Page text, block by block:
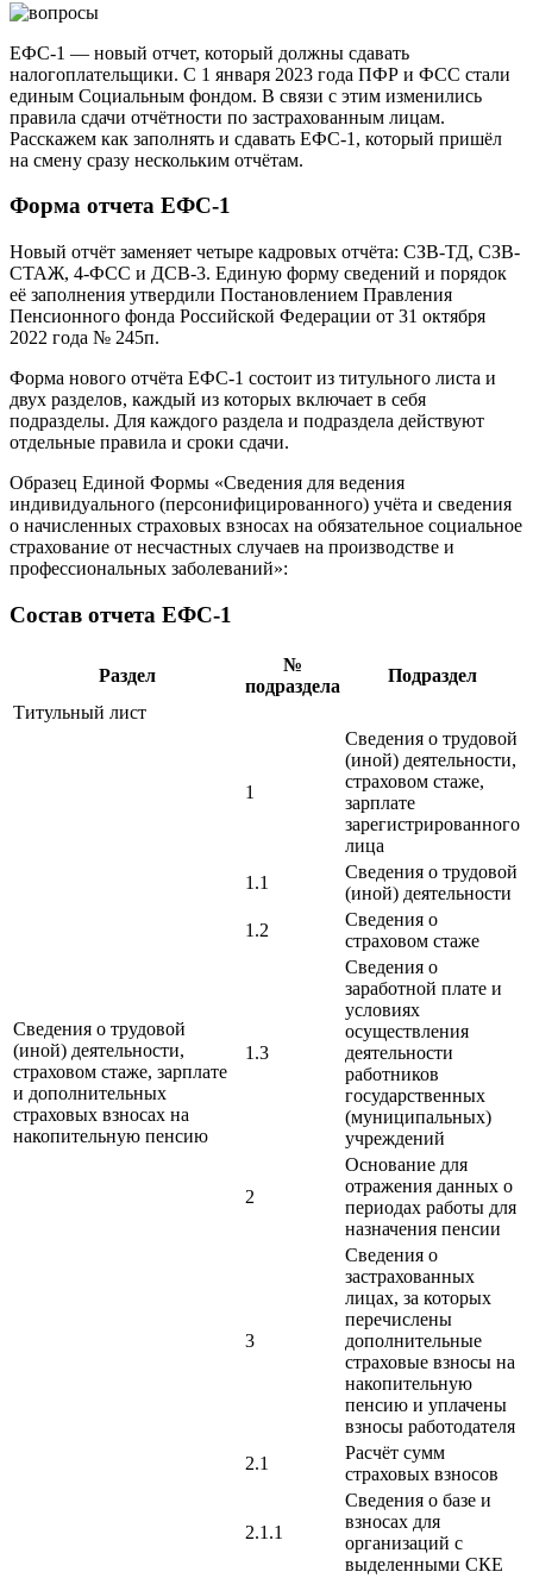
ЕФС-1 — новый отчет, который должны сдавать
налогоплательщики. С 1 января 2023 года ПФР и ФСС стали
единым Социальным фондом. В связи с этим изменились
правила сдачи отчётности по застрахованным лицам.
Расскажем как заполнять и сдавать ЕФС-1, который пришёл
на смену сразу нескольким отчётам.
Форма отчета ЕФС-1
Новый отчёт заменяет четыре кадровых отчёта: СЗВ-ТД, СЗВ-
СТАЖ, 4-ФСС и ДСВ-3. Единую форму сведений и порядок
её заполнения утвердили Постановлением Правления
Пенсионного фонда Российской Федерации от 31 октября
2022 года № 245п.
Форма нового отчёта ЕФС-1 состоит из титульного листа и
двух разделов, каждый из которых включает в себя
подразделы. Для каждого раздела и подраздела действуют
отдельные правила и сроки сдачи.
Образец Единой Формы «Сведения для ведения
индивидуального (персонифицированного) учёта и сведения
о начисленных страховых взносах на обязательное социальное
страхование от несчастных случаев на производстве и
профессиональных заболеваний»:
Состав отчета ЕФС-1
Раздел
№
подраздела
Подраздел
Титульный лист
Сведения о трудовой
(иной) деятельности,
страховом стаже, зарплате
и дополнительных
страховых взносах на
накопительную пенсию
1
Сведения о трудовой
(иной) деятельности,
страховом стаже,
зарплате
зарегистрированного
лица
1.1
Сведения о трудовой
(иной) деятельности
1.2
Сведения о
страховом стаже
1.3
Сведения о
заработной плате и
условиях
осуществления
деятельности
работников
государственных
(муниципальных)
учреждений
2
Основание для
отражения данных о
периодах работы для
назначения пенсии
3
Сведения о
застрахованных
лицах, за которых
перечислены
дополнительные
страховые взносы на
накопительную
пенсию и уплачены
взносы работодателя
2.1
Расчёт сумм
страховых взносов
2.1.1
Сведения о базе и
взносах для
организаций с
выделенными СКЕ